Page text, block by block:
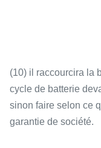
(10) il raccourcira la
cycle de batterie
sinon faire selon ce
garantie de société.